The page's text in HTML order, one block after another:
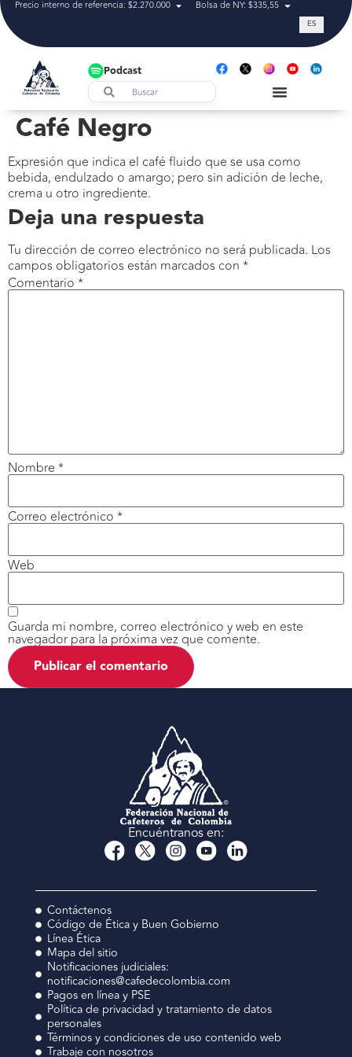
Precio interno de referencia: $2.270.000 Bolsa de NY: $335,55 Tasa de
ES
Podcast
Café Negro
Expresión que indica el café fluido que se usa como
bebida, endulzado o amargo; pero sin adición de leche,
crema u otro ingrediente.
Deja una respuesta
Tu dirección de correo electrónico no será publicada. Los
campos obligatorios están marcados con *
Comentario *
Nombre *
Correo electrónico *
Web
Guarda mi nombre, correo electrónico y web en este
navegador para la próxima vez que comente.
Encuéntranos en:
Contáctenos
Código de Ética y Buen Gobierno
Línea Ética
Mapa del sitio
Notificaciones judiciales:
notificaciones@cafedecolombia.com
Pagos en línea y PSE
Política de privacidad y tratamiento de datos
personales
Términos y condiciones de uso contenido web
Trabaje con nosotros